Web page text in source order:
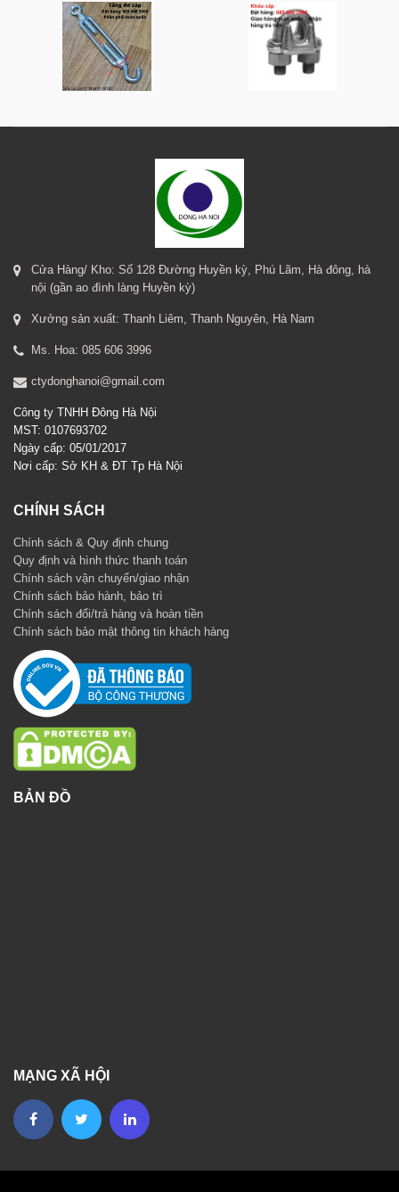
Cửa Hàng/ Kho: Số 128 Đường Huyền kỳ, Phú Lãm, Hà đông, hà
nội (gần ao đình làng Huyền kỳ)
Xưởng sản xuất: Thanh Liêm, Thanh Nguyên, Hà Nam
Ms. Hoa: 085 606 3996
ctydonghanoi@gmail.com
Công ty TNHH Đông Hà Nội
MST: 0107693702
Ngày cấp: 05/01/2017
Nơi cấp: Sở KH & ĐT Tp Hà Nội
CHÍNH SÁCH
Chính sách & Quy định chung
Quy định và hình thức thanh toán
Chính sách vận chuyển/giao nhận
Chính sách bảo hành, bảo trì
Chính sách đổi/trả hàng và hoàn tiền
Chính sách bảo mật thông tin khách hàng
BẢN ĐỒ
MẠNG XÃ HỘI